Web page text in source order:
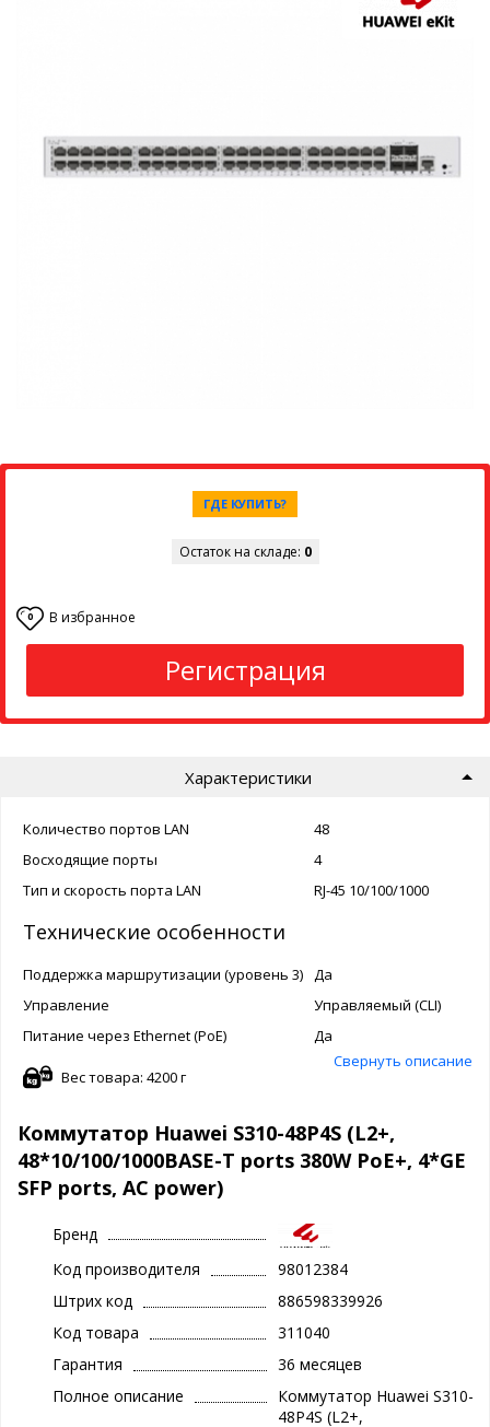
ГДЕ КУПИТЬ?
Остаток на складе: 0
0 В избранное
Регистрация
Характеристики
Количество портов LAN
48
Восходящие порты
4
Тип и скорость порта LAN
RJ-45 ​​10/100/1000
Технические особенности
Поддержка маршрутизации (уровень 3) Да
Управление
Управляемый (CLI)
Питание через Ethernet (PoE)
Да
Свернуть описание
Вес товара: 4200 г
Коммутатор Huawei S310-48P4S (L2+,
48*10/100/1000BASE-T ports 380W PoE+, 4*GE
SFP ports, AC power)
Бренд
Код производителя
98012384
Штрих код
886598339926
Код товара
311040
Гарантия
36 месяцев
Полное описание
Коммутатор Huawei S310-
48P4S (L2+,